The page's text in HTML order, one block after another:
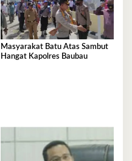
Masyarakat Batu Atas Sambut
Hangat Kapolres Baubau